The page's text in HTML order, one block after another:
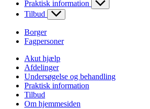
Praktisk information
Tilbud
Borger
Fagpersoner
Akut hjælp
Afdelinger
Undersøgelse og behandling
Praktisk information
Tilbud
Om hjemmesiden